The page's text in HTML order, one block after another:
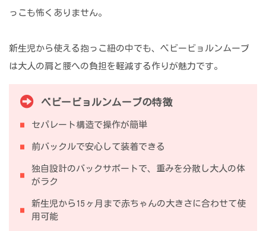
っこも怖くありません。
新生児から使える抱っこ紐の中でも、ベビービョルンムーブ
は大人の肩と腰への負担を軽減する作りが魅力です。
ベビービョルンムーブの特徴
セパレート構造で操作が簡単
前バックルで安心して装着できる
独自設計のバックサポートで、重みを分散し大人の体
がラク
新生児から15ヶ月まで赤ちゃんの大きさに合わせて使
用可能